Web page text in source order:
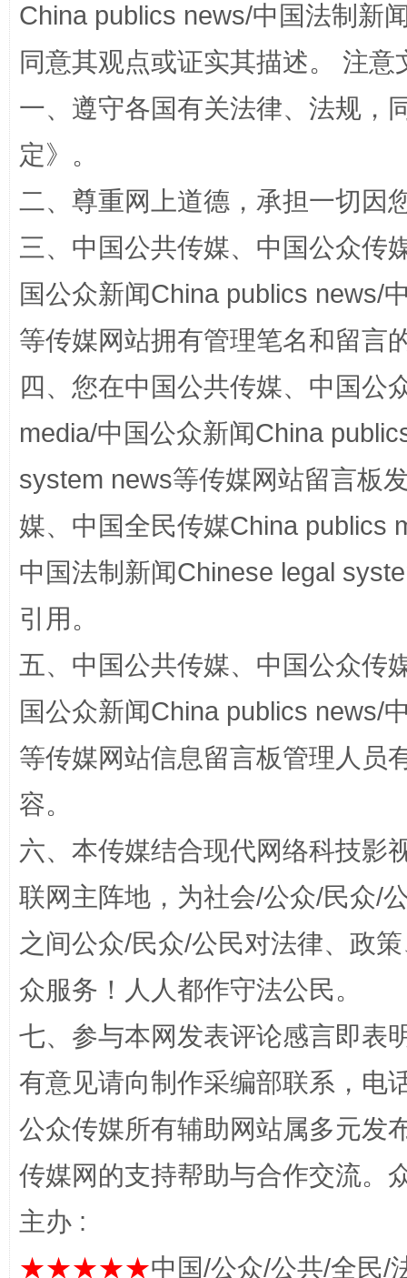
全民健身五年计划来了！等你上场
扯下公款旅游的“隐身衣” 如何以
“蜀中异人”王建安的艺术幻境
完善运行机制助力责任有效落实
China publics news/中国法制新
同意其观点或证实其描述。 注
一、遵守各国有关法律、法规，
定》。
二、尊重网上道德，承担一切因
三、中国公共传媒、中国公众传
国公众新闻China publics news/
等传媒网站拥有管理笔名和留言
四、您在中国公共传媒、中国公
media/中国公众新闻China
system news等传媒网站留言板
媒、中国全民传媒China publics
中国法制新闻Chinese legal
引用。
五、中国公共传媒、中国公众传
国公众新闻China publics news/
等传媒网站信息留言板管理人员
容。
六、本传媒结合现代网络科技影
联网主阵地，为社会/公众/民众/
之间公众/民众/公民对法律、政
众服务！人人都作守法公民。
七、参与本网发表评论感言即表
有意见请向制作采编部联系，电
公众传媒所有辅助网站属多元发
传媒网的支持帮助与合作交流。
主办 :
★★★★★中国/公众/公共/全民/